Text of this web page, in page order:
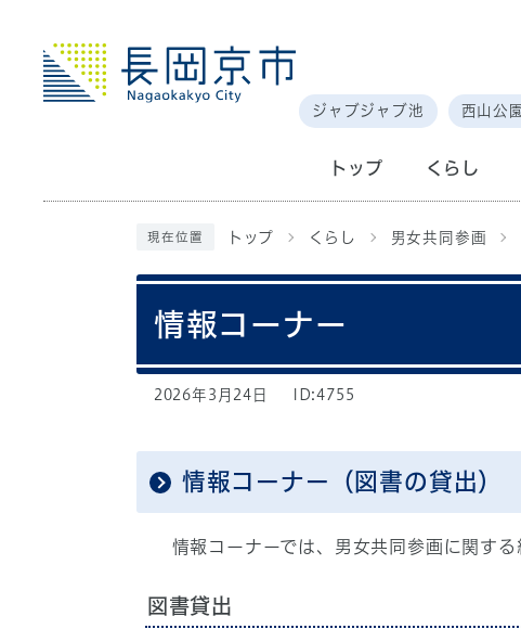
ジャブジャブ池 西山公園
トップ くらし
現在位置 トップ くらし 男女共同参画
情報コーナー
2026年3月24日 ID:4755
情報コーナー（図書の貸出）
情報コーナーでは、男女共同参画に関する
図書貸出